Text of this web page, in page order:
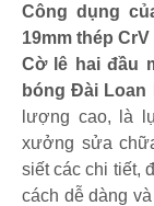
Công dụng
19mm thép
Cờ lê hai đầu
bóng Đài Loan
lượng cao, là
xưởng sửa
siết các chi tiết,
cách dễ dàng